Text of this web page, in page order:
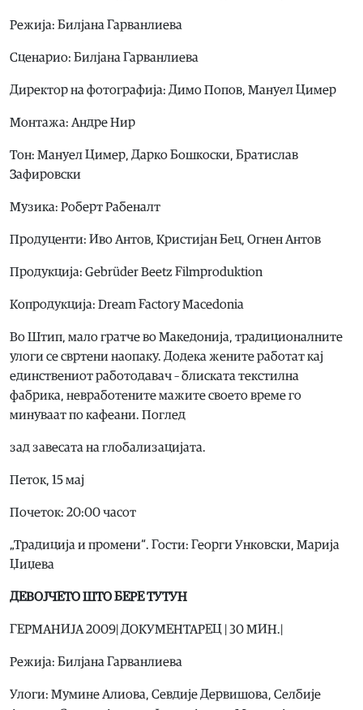
Режија: Билјана Гарванлиева
Сценарио: Билјана Гарванлиева
Директор на фотографија: Димо Попов, Мануел Цимер
Монтажа: Андре Нир
Тон: Мануел Цимер, Дарко Бошкоски, Братислав
Зафировски
Музика: Роберт Рабеналт
Продуценти: Иво Антов, Кристијан Бец, Огнен Антов
Продукција: Gebrüder Beetz Filmproduktion
Копродукција: Dream Factory Macedonia
Во Штип, мало гратче во Македонија, традиционалните
улоги се свртени наопаку. Додека жените работат кај
единствениот работодавач – блиската текстилна
фабрика, невработените мажите своето време го
минуваат по кафеани. Поглед
зад завесата на глобализацијата.
Петок, 15 мај
Почеток: 20:00 часот
„Традиција и промени“. Гости: Георги Унковски, Марија
Џиџева
ДЕВОЈЧЕТО ШТО БЕРЕ ТУТУН
ГЕРМАНИЈА 2009| ДОКУМЕНТАРЕЦ | 30 МИН.|
Режија: Билјана Гарванлиева
Улоги: Мумине Алиова, Севдије Дервишова, Селбије